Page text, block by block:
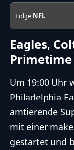
Folge NFL
Eagles,
Primetime
Um 19:00 Uhr
Philadelphia
amtierende
mit einer
gestartet und